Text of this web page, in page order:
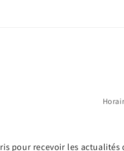
pour recevoir les actualités